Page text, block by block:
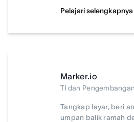
Pelajari selengkapnya
Marker.io
TI dan Pengembangan
Tangkap layar, beri
umpan balik ramah